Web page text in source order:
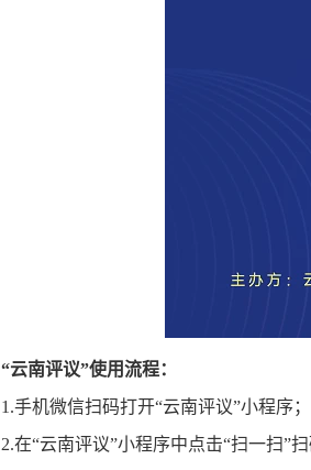
“云南评议”使用流程：
1.手机微信扫码打开“云南评议”小程序；
2.在“云南评议”小程序中点击“扫一扫”